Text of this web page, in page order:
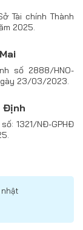
Tài chính Thành
2025.
số 2888/HNO-
23/03/2023.
Định
1321/NĐ-GPHĐ